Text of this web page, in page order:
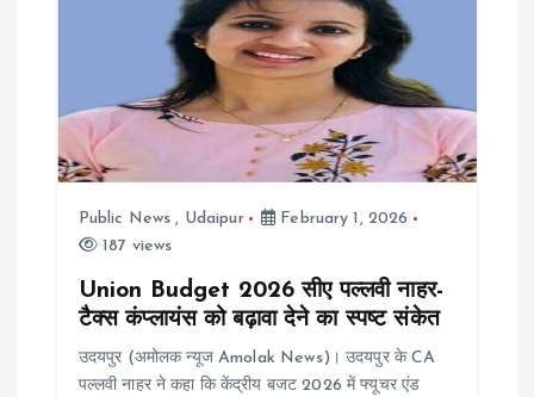
Public News , Udaipur
February 1, 2026
187 views
Union Budget 2026 सीए पल्लवी नाहर-
टैक्स कंप्लायंस को बढ़ावा देने का स्पष्ट संकेत
उदयपुर (अमोलक न्यूज Amolak News)। उदयपुर के CA
पल्लवी नाहर ने कहा कि केंद्रीय बजट 2026 में फ्यूचर एंड